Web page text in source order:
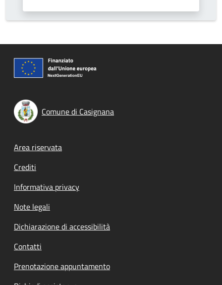
Comune di Casignana
Footer menu
Area riservata
Crediti
Informativa privacy
Note legali
Dichiarazione di accessibilità
Contatti
Prenotazione appuntamento